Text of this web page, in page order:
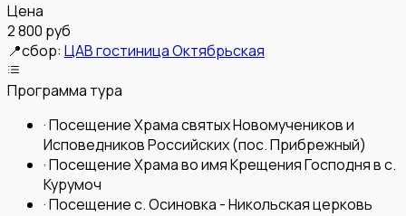
Цена
2 800 руб
📍сбор: ЦАВ гостиница Октябрьская
Программа тура
·Посещение Храма святых Новомучеников и
Исповедников Российских (пос. Прибрежный)
·Посещение Храма во имя Крещения Господня в с.
Курумоч
·Посещение с. Осиновка - Никольская церковь